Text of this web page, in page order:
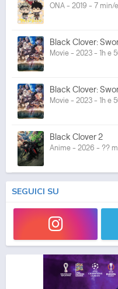
ONA - 2019 - 7 min/
Black Clover:
Movie - 2023 - 1h e
Black Clover:
Movie - 2023 - 1h e
Black Clover 2
Anime - 2026 - ??
SEGUICI SU